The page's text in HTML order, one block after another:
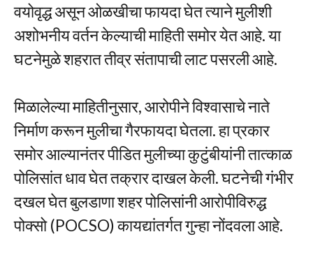
वयोवृद्ध असून ओळखीचा फायदा घेत त्याने मुलीशी
अशोभनीय वर्तन केल्याची माहिती समोर येत आहे. या
घटनेमुळे शहरात तीव्र संतापाची लाट पसरली आहे.
मिळालेल्या माहितीनुसार, आरोपीने विश्वासाचे नाते
निर्माण करून मुलीचा गैरफायदा घेतला. हा प्रकार
समोर आल्यानंतर पीडित मुलीच्या कुटुंबीयांनी तात्काळ
पोलिसांत धाव घेत तक्रार दाखल केली. घटनेची गंभीर
दखल घेत बुलडाणा शहर पोलिसांनी आरोपीविरुद्ध
पोक्सो (POCSO) कायद्यांतर्गत गुन्हा नोंदवला आहे.